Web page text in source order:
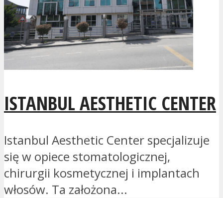
ISTANBUL AESTHETIC CENTER
Istanbul Aesthetic Center specjalizuje
się w opiece stomatologicznej,
chirurgii kosmetycznej i implantach
włosów. Ta założona...